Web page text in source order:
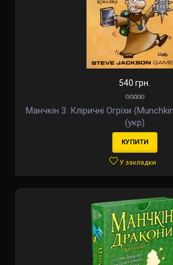
540 грн.
Манчкін 3: Кліричні Огріхи
(укр)
КУПИТИ
У закладки